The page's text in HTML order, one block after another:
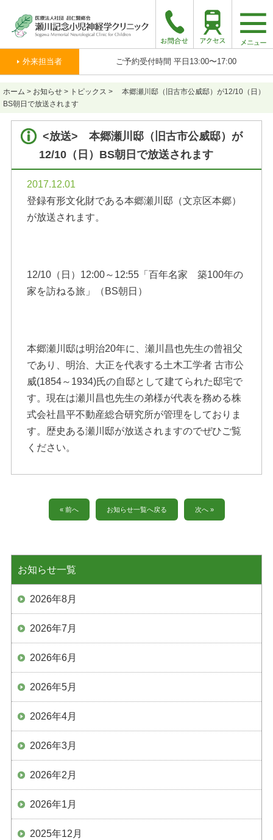
外来担当者 ご予約受付時間 平日13:00〜17:00
ホーム > お知らせ > トピックス >
本郷瀬川邸（旧古市公威邸）が12/10（日）
BS朝日で放送されます
<放送> 本郷瀬川邸（旧古市公威邸）が
12/10（日）BS朝日で放送されます
2017.12.01
登録有形文化財である本郷瀬川邸（文京区本郷）
が放送されます。
12/10（日）12:00～12:55「百年名家 築100年の
家を訪ねる旅」（BS朝日）
本郷瀬川邸は明治20年に、瀬川昌也先生の曾祖父
であり、明治、大正を代表する土木工学者 古市公
威(1854～1934)氏の自邸として建てられた邸宅で
す。現在は瀬川昌也先生の弟様が代表を務める株
式会社昌平不動産総合研究所が管理をしておりま
す。歴史ある瀬川邸が放送されますのでぜひご覧
ください。
« 前へ お知らせ一覧へ戻る 次へ »
お知らせ一覧
2026年8月
2026年7月
2026年6月
2026年5月
2026年4月
2026年3月
2026年2月
2026年1月
2025年12月